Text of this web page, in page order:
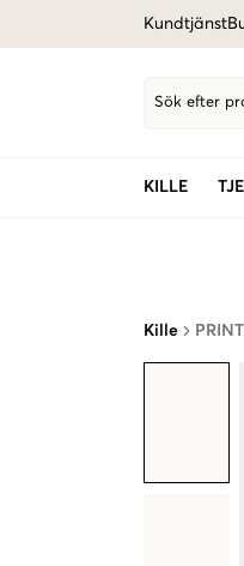
Kundtjänst
Sök efter
KILLE
Kille